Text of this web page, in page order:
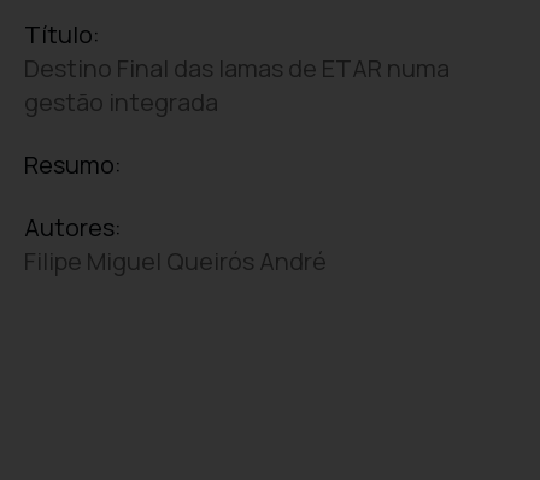
Título:
Destino Final das lamas de ETAR numa
gestão integrada
Resumo:
Autores:
Filipe Miguel Queirós André